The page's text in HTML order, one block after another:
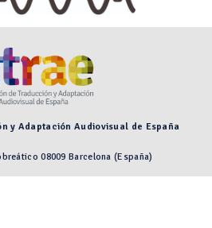
y Adaptación Audiovisual de España
08009 Barcelona (España)